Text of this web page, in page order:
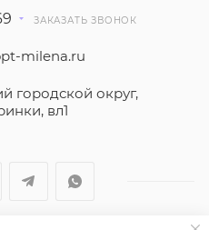
ЗАКАЗАТЬ ЗВОНОК
milena.ru
городской округ,
вл1